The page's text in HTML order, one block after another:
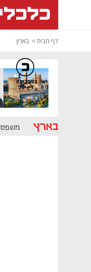
דף הבית בארץ
בארץ משפט
כלכליסט
דיגיטל